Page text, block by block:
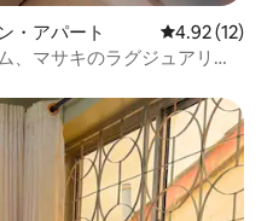
・アパート レビュー12
4.92 (12)
、マサキのラグジュアリー